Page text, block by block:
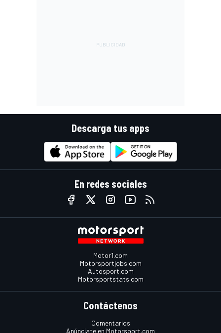
Descarga tus apps
En redes sociales
Motor1.com
Motorsportjobs.com
Autosport.com
Motorsportstats.com
Contáctenos
Comentarios
Anúnciate en Motorsport.com